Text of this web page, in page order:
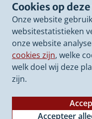
Cookies op
Onze website
websitestatistieken
onze website
cookies zijn, welke
welk doel wij deze
zijn.
Accepteer
Proclaimer
Archief van